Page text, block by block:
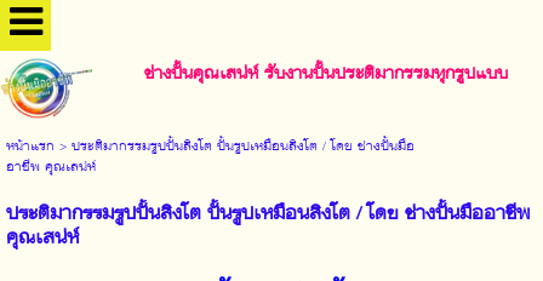
ช่างปั้นคุณเสน่ห์ รับงานปั้นประติมากรรมทุกรูปแบบ
หน้าแรก > ประติมากรรมรูปปั้นสิงโต ปั้นรูปเหมือนสิงโต / โดย ช่างปั้นมือ
อาชีพ คุณเสน่ห์
ประติมากรรมรูปปั้นสิงโต ปั้นรูปเหมือนสิงโต / โดย ช่างปั้นมืออาชีพ
คุณเสน่ห์